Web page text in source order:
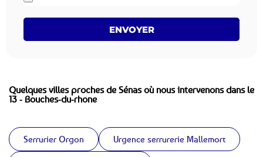
ENVOYER
Quelques villes proches de Sénas où nous intervenons dans le
13 - Bouches-du-rhone
Serrurier Orgon Urgence serrurerie Mallemort